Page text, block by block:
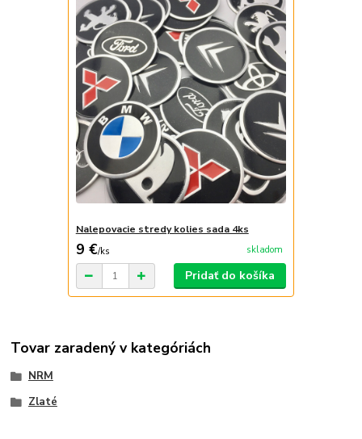
Nalepovacie stredy kolies sada 4ks
9 €/ks skladom
Pridať do košíka
Tovar zaradený v kategóriách
NRM
Zlaté